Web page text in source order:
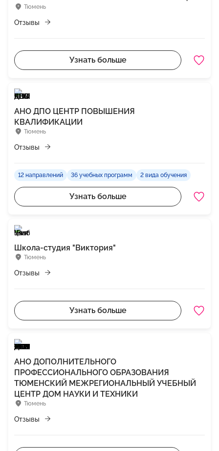
Тюмень
Отзывы
Узнать больше
Тюмень
АНО ДПО ЦЕНТР ПОВЫШЕНИЯ
КВАЛИФИКАЦИИ
Отзывы
12 направлений 36 учебных программ 2 вида обучения
Узнать больше
Тюмень
Школа-студия "Виктория"
Отзывы
Узнать больше
Тюмень
АНО ДОПОЛНИТЕЛЬНОГО
ПРОФЕССИОНАЛЬНОГО ОБРАЗОВАНИЯ
ТЮМЕНСКИЙ МЕЖРЕГИОНАЛЬНЫЙ УЧЕБНЫЙ
ЦЕНТР ДОМ НАУКИ И ТЕХНИКИ
Отзывы